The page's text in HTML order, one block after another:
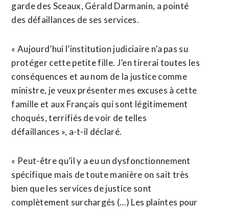
garde des Sceaux, Gérald Darmanin, a pointé
des défaillances de ses services.
« Aujourd’hui l’institution judiciaire n’a pas su
protéger cette petite fille. J’en tirerai toutes les
conséquences et au nom de la justice comme
ministre, je veux présenter mes excuses à cette
famille et aux Français qui sont légitimement
choqués, terrifiés de voir de telles
défaillances », a-t-il déclaré.
« Peut-être qu’il y a eu un dysfonctionnement
spécifique mais de toute manière on sait très
bien que les services de justice sont
complètement surchargés (…) Les plaintes pour